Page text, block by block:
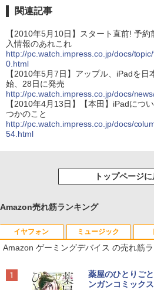
関連記事
【2010年5月10日】スタート直前! 予
入情報のあれこれ
http://pc.watch.impress.co.jp/docs/
0.html
【2010年5月7日】アップル、iPadを日
始、28日に発売
http://pc.watch.impress.co.jp/docs/
【2010年4月13日】【本田】iPadにつ
つかのこと
http://pc.watch.impress.co.jp/docs/
54.html
トップページ
Amazon売れ筋ランキング
イヤフォン
Anker
ミュージック
BRUCE
[Explicit]
by Amazon 天然
富士山の天然水
Amazon ゲーミングデバイス の売れ筋
薬屋のひとりご
ンガンコミック